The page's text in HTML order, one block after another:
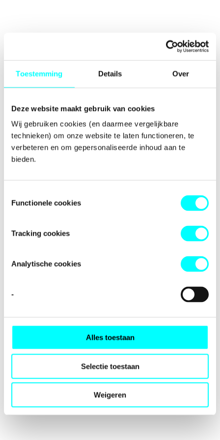
Toestemming Details Over
Deze website maakt gebruik van cookies
Wij gebruiken cookies (en daarmee vergelijkbare
technieken) om onze website te laten functioneren, te
verbeteren en om gepersonaliseerde inhoud aan te
bieden.
Functionele cookies
Tracking cookies
Analytische cookies
-
Alles toestaan
Selectie toestaan
Weigeren
-side exception has occurred while
browser consolefor